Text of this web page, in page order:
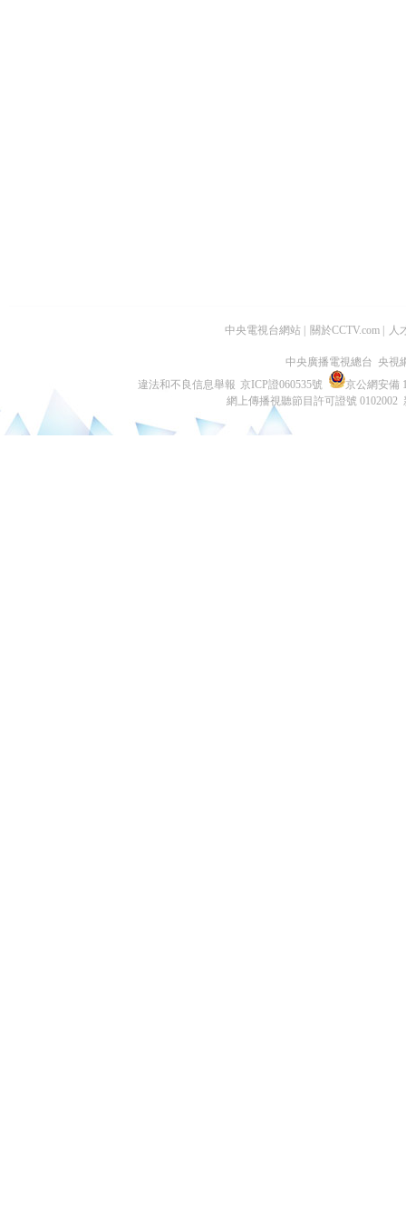
中央電視台網站 關於CCTV.com 人
中央廣播電視總台 央視
違法和不良信息舉報 京ICP證060535號
京公網安備
網上傳播視聽節目許可證號 0102002